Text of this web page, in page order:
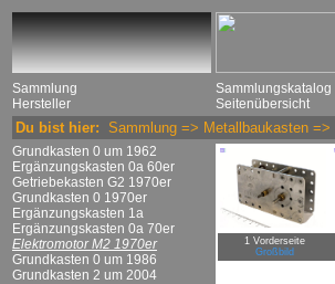
Sammlung
Hersteller
Sammlungskatalog
Seitenübersicht
Du bist hier: Sammlung => Metallbaukasten =>
Grundkasten 0 um 1962
Ergänzungskasten 0a 60er
Getriebekasten G2 1970er
Grundkasten 0 1970er
Ergänzungskasten 1a
Ergänzungskasten 0a 70er
Elektromotor M2 1970er
Grundkasten 0 um 1986
Grundkasten 2 um 2004
1 Vorderseite
Großbild